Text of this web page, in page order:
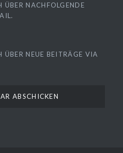
NACHFOLGENDE
ÜBER NEUE BEITRÄGE VIA